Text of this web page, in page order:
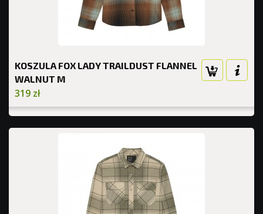
KOSZULA FOX LADY TRAILDUST FLANNEL
WALNUT M
319 zł